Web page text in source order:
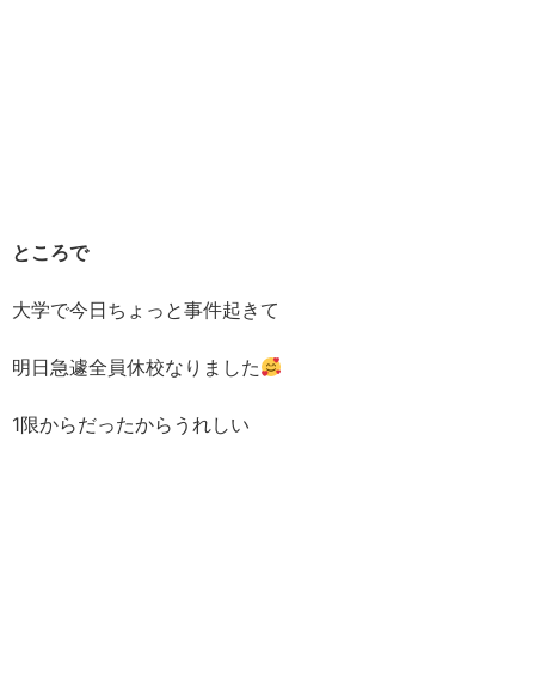
ところで
大学で今日ちょっと事件起きて
明日急遽全員休校なりました
1限からだったからうれしい